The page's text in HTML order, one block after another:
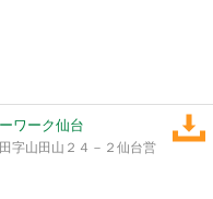
ワーク仙台
字山田山２４－２仙台営